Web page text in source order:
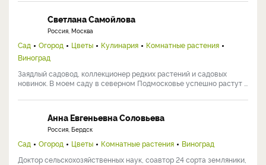
Светлана Самойлова
Россия, Москва
Сад Огород Цветы Кулинария
Комнатные растения
Виноград
Заядлый садовод, коллекционер редких растений и садовых
новинок. В моем саду в северном Подмосковье успешно растут ...
Анна Евгеньевна Соловьева
Россия, Бердск
Сад Огород Цветы Комнатные растения
Виноград
Доктор сельскохозяйственных наук, соавтор 24 сорта земляники,